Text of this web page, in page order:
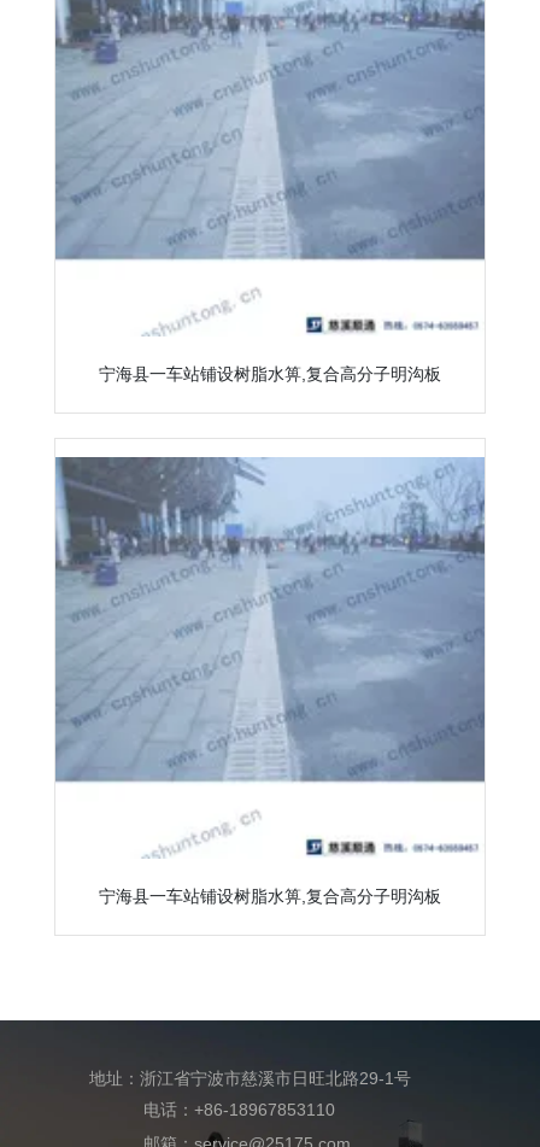
宁海县一车站铺设树脂水箅,复合高分子明沟板
宁海县一车站铺设树脂水箅,复合高分子明沟板
地址：浙江省宁波市慈溪市日旺北路29-1号
电话：+86-18967853110